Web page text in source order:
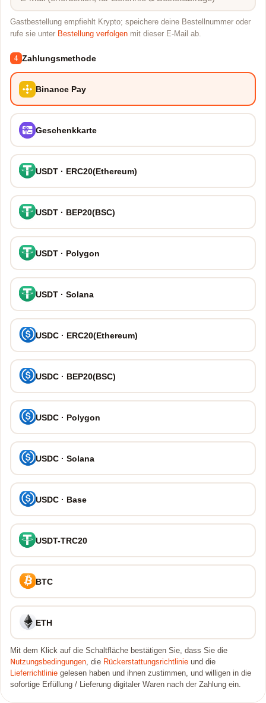
Gastbestellung empfiehlt Krypto; speichere deine Bestellnummer oder
rufe sie unter Bestellung verfolgen mit dieser E-Mail ab.
4 Zahlungsmethode
Binance Pay
Geschenkkarte
USDT · ERC20(Ethereum)
USDT · BEP20(BSC)
USDT · Polygon
USDT · Solana
USDC · ERC20(Ethereum)
USDC · BEP20(BSC)
USDC · Polygon
USDC · Solana
USDC · Base
USDT-TRC20
BTC
ETH
Mit dem Klick auf die Schaltfläche bestätigen Sie, dass Sie die
Nutzungsbedingungen, die Rückerstattungsrichtlinie und die
Lieferrichtlinie gelesen haben und ihnen zustimmen, und willigen in die
sofortige Erfüllung / Lieferung digitaler Waren nach der Zahlung ein.